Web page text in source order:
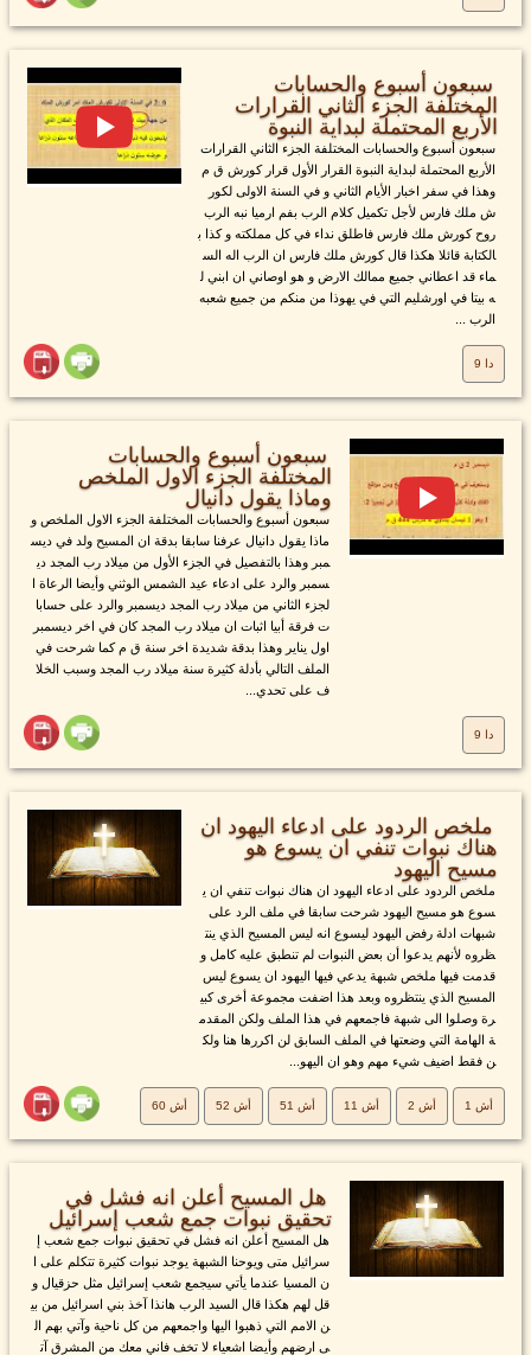
سبعون أسبوع والحسابات
المختلفة الجزء الثاني القرارات
الأربع المحتملة لبداية النبوة
سبعون أسبوع والحسابات المختلفة الجزء الثاني القرارات
الأربع المحتملة لبداية النبوة القرار الأول قرار كورش ق م
وهذا في سفر اخبار الأيام الثاني و في السنة الاولى لكور
ش ملك فارس لأجل تكميل كلام الرب بفم ارميا نبه الرب
روح كورش ملك فارس فاطلق نداء في كل مملكته و كذا ب
الكتابة قائلا هكذا قال كورش ملك فارس ان الرب اله الس
ماء قد اعطاني جميع ممالك الارض و هو اوصاني ان ابني ل
ه بيتا في اورشليم التي في يهوذا من منكم من جميع شعبه
الرب ...
دا 9
سبعون أسبوع والحسابات
المختلفة الجزء الاول الملخص
وماذا يقول دانيال
سبعون أسبوع والحسابات المختلفة الجزء الاول الملخص و
ماذا يقول دانيال عرفنا سابقا بدقة ان المسيح ولد في ديس
مبر وهذا بالتفصيل في الجزء الأول من ميلاد رب المجد دي
سمبر والرد على ادعاء عيد الشمس الوثني وأيضا الرعاة ا
لجزء الثاني من ميلاد رب المجد ديسمبر والرد على حسابا
ت فرقة أبيا اثبات ان ميلاد رب المجد كان في اخر ديسمبر
اول يناير وهذا بدقة شديدة اخر سنة ق م كما شرحت في
الملف التالي بأدلة كثيرة سنة ميلاد رب المجد وسبب الخلا
ف على تحدي...
دا 9
ملخص الردود على ادعاء اليهود ان
هناك نبوات تنفي ان يسوع هو
مسيح اليهود
ملخص الردود على ادعاء اليهود ان هناك نبوات تنفي ان ي
سوع هو مسيح اليهود شرحت سابقا في ملف الرد على
شبهات ادلة رفض اليهود ليسوع انه ليس المسيح الذي ينت
ظروه لأنهم يدعوا أن بعض النبوات لم تنطبق عليه كامل و
قدمت فيها ملخص شبهة يدعي فيها اليهود ان يسوع ليس
المسيح الذي ينتظروه وبعد هذا اضفت مجموعة أخرى كبي
رة وصلوا الى شبهة فاجمعهم في هذا الملف ولكن المقدم
ة الهامة التي وضعتها في الملف السابق لن اكررها هنا ولك
ن فقط اضيف شيء مهم وهو ان اليهو...
أش 1 أش 2 أش 11 أش 51 أش 52 أش 60
هل المسيح أعلن انه فشل في
تحقيق نبوات جمع شعب إسرائيل
هل المسيح أعلن انه فشل في تحقيق نبوات جمع شعب إ
سرائيل متى ويوحنا الشبهة يوجد نبوات كثيرة تتكلم على ا
ن المسيا عندما يأتي سيجمع شعب إسرائيل مثل حزقيال و
قل لهم هكذا قال السيد الرب هانذا آخذ بني اسرائيل من بي
ن الامم التي ذهبوا اليها واجمعهم من كل ناحية وآتي بهم ال
ى ارضهم وأيضا اشعياء لا تخف فاني معك من المشرق آت